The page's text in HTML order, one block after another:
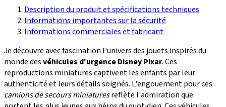
Description du produit et spécifications techniques
Informations importantes sur la sécurité
Informations commerciales et fabricant
Je découvre avec fascination l'univers des jouets inspirés du
monde desvéhicules d'urgence Disney Pixar. Ces
reproductions miniatures captivent les enfants par leur
authenticité et leurs détails soignés. L'engouement pour ces
camions de secours miniaturesreflète l'admiration que